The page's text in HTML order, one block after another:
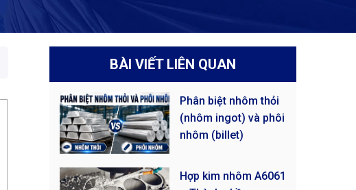
BÀI VIẾT LIÊN QUAN
Phân biệt nhôm thỏi
(nhôm ingot) và phôi
nhôm (billet)
Hợp kim nhôm A6061